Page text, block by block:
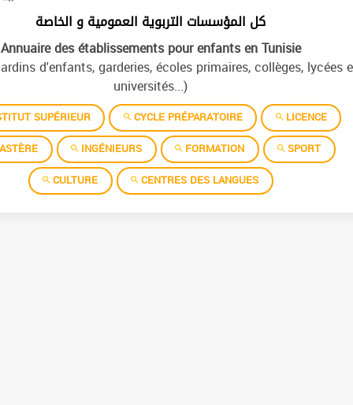
كل المؤسسات التربوية العمومية و الخاصة
Annuaire des établissements pour enfants en Tunisie
d'enfants, garderies, écoles primaires, collèges, lycées
universités...)
SUPÉRIEUR CYCLE PRÉPARATOIRE
LICENCE
INGÉNIEURS FORMATION
SPORT
CULTURE
CENTRES DES LANGUES